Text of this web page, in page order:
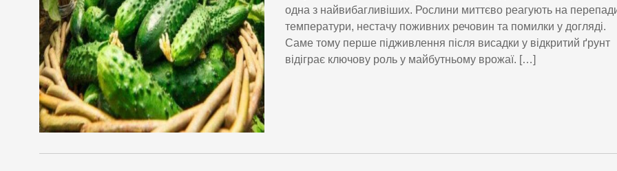
одна з найвибагливіших. Рослини миттєво реагують на
температури, нестачу поживних речовин та помилки у догляді.
Саме тому перше підживлення після висадки у відкритий ґрунт
відіграє ключову роль у майбутньому врожаї. […]